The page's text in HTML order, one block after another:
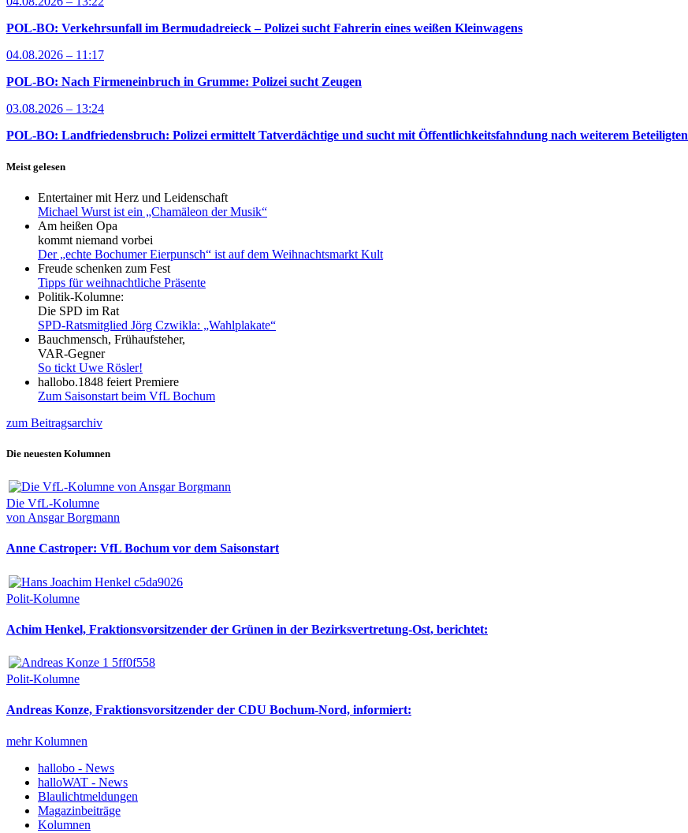
POL-BO: Verkehrsunfall im Bermudadreieck – Polizei sucht Fahrerin eines weißen Kleinwagens
04.08.2026 – 11:17
POL-BO: Nach Firmeneinbruch in Grumme: Polizei sucht Zeugen
03.08.2026 – 13:24
POL-BO: Landfriedensbruch: Polizei ermittelt Tatverdächtige und sucht mit Öffentlichkeitsfahndung nach weiterem Beteiligten
Meist gelesen
Entertainer mit Herz und Leidenschaft
Michael Wurst ist ein „Chamäleon der Musik“
Am heißen Opa
kommt niemand vorbei
Der „echte Bochumer Eierpunsch“ ist auf dem Weihnachtsmarkt Kult
Freude schenken zum Fest
Tipps für weihnachtliche Präsente
Politik-Kolumne:
Die SPD im Rat
SPD-Ratsmitglied Jörg Czwikla: „Wahlplakate“
Bauchmensch, Frühaufsteher,
VAR-Gegner
So tickt Uwe Rösler!
hallobo.1848 feiert Premiere
Zum Saisonstart beim VfL Bochum
zum Beitragsarchiv
Die neuesten Kolumnen
Die VfL-Kolumne
von Ansgar Borgmann
Anne Castroper: VfL Bochum vor dem Saisonstart
Polit-Kolumne
Achim Henkel, Fraktionsvorsitzender der Grünen in der Bezirksvertretung-Ost, berichtet:
Polit-Kolumne
Andreas Konze, Fraktionsvorsitzender der CDU Bochum-Nord, informiert:
mehr Kolumnen
hallobo - News
halloWAT - News
Blaulichtmeldungen
Magazinbeiträge
Kolumnen